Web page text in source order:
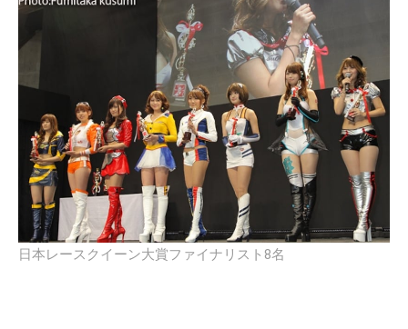
日本レースクイーン大賞ファイナリスト8名